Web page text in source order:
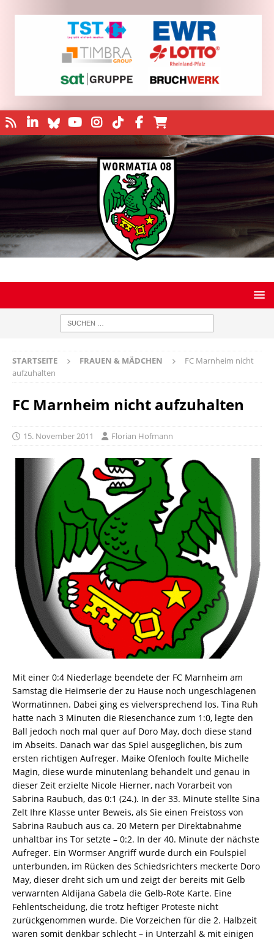
STARTSEITE FRAUEN & MÄDCHEN
FC Marnheim nicht
aufzuhalten
FC Marnheim nicht aufzuhalten
15. November 2011 Florian Hofmann
Mit einer 0:4 Niederlage beendete der FC Marnheim am
Samstag die Heimserie der zu Hause noch ungeschlagenen
Wormatinnen. Dabei ging es vielversprechend los. Tina Ruh
hatte nach 3 Minuten die Riesenchance zum 1:0, legte den
Ball jedoch noch mal quer auf Doro May, doch diese stand
im Abseits. Danach war das Spiel ausgeglichen, bis zum
ersten richtigen Aufreger. Maike Ofenloch foulte Michelle
Magin, diese wurde minutenlang behandelt und genau in
dieser Zeit erzielte Nicole Hierner, nach Vorarbeit von
Sabrina Raubuch, das 0:1 (24.). In der 33. Minute stellte Sina
Zelt Ihre Klasse unter Beweis, als Sie einen Freistoss von
Sabrina Raubuch aus ca. 20 Metern per Direktabnahme
unhaltbar ins Tor setzte – 0:2. In der 40. Minute der nächste
Aufreger. Ein Wormser Angriff wurde durch ein Foulspiel
unterbunden, im Rücken des Schiedsrichters meckerte Doro
May, dieser dreht sich um und zeigt der bereits mit Gelb
verwarnten Aldijana Gabela die Gelb-Rote Karte. Eine
Fehlentscheidung, die trotz heftiger Proteste nicht
zurückgenommen wurde. Die Vorzeichen für die 2. Halbzeit
waren somit denkbar schlecht – in Unterzahl & mit einigen